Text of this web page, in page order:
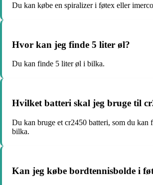
Du kan købe en spiralizer i føtex eller
Hvor kan jeg finde 5 liter øl?
Du kan finde 5 liter øl i bilka.
Hvilket batteri skal jeg bruge til
Du kan bruge et cr2450 batteri, som du kan
bilka.
Kan jeg købe bordtennisbolde i